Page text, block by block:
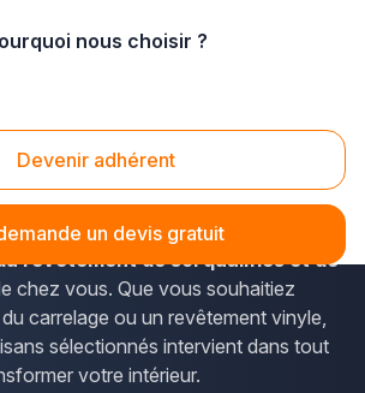
nous choisir ?
Devenir adhérent
un devis gratuit
(25000)
refaire vos sols à Besançon ? La
vous met en relation avec
revêtement de sol qualifiés et de
chez vous. Que vous souhaitiez
carrelage ou un revêtement vinyle,
sélectionnés intervient dans tout
votre intérieur.